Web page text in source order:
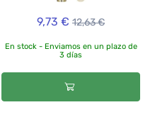
9,73 € 12,63 €
En stock - Enviamos en un plazo de
3 días